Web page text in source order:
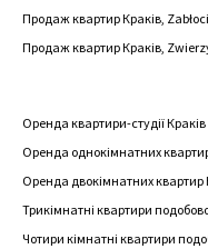
Продаж квартир Краків,
Продаж квартир Краків,
Оренда квартири-студії Краків
Оренда однокімнатних
Оренда двокімнатних квартир
Трикімнатні квартири
Чотири кімнатні квартири